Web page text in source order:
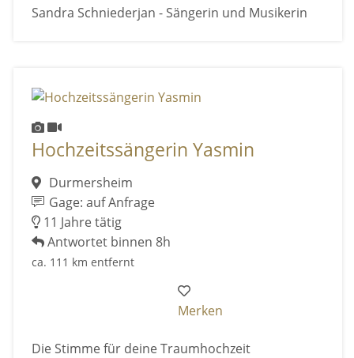
Sandra Schniederjan - Sängerin und Musikerin
Hochzeitssängerin Yasmin
Durmersheim
Gage: auf Anfrage
11 Jahre tätig
Antwortet binnen 8h
ca. 111 km entfernt
Merken
Die Stimme für deine Traumhochzeit